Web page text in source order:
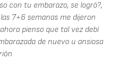
con tu embarazo, se logró?,
7+6 semanas me dijeron
pienso que tal vez debí
de nuevo u ansiosa